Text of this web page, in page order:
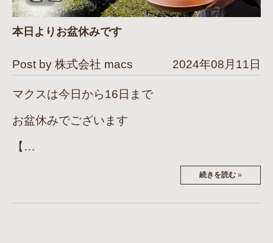
本日よりお盆休みです
Post by 株式会社 macs 2024年08月11日
マクスは今日から16日まで
お盆休みでございます
【…
続きを読む »